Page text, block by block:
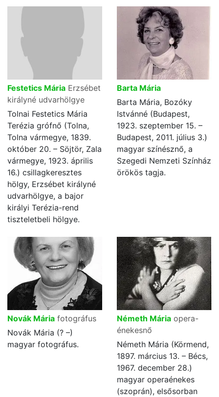
Festetics Mária Erzsébet
királyné udvarhölgye
Tolnai Festetics Mária
Terézia grófnő (Tolna,
Tolna vármegye, 1839.
október 20. – Söjtör, Zala
vármegye, 1923. április
16.) csillagkeresztes
hölgy, Erzsébet királyné
udvarhölgye, a bajor
királyi Terézia-rend
tiszteletbeli hölgye.
Barta Mária
Barta Mária, Bozóky
Istvánné (Budapest,
1923. szeptember 15. –
Budapest, 2011. július 3.)
magyar színésznő, a
Szegedi Nemzeti Színház
örökös tagja.
Novák Mária fotográfus
Novák Mária (? –)
magyar fotográfus.
Németh Mária opera-
énekesnő
Németh Mária (Körmend,
1897. március 13. – Bécs,
1967. december 28.)
magyar operaénekes
(szoprán), elsősorban